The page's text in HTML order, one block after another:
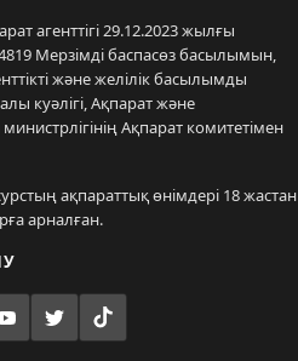
агенттігі 29.12.2023 жылғы
Мерзімді баспасөз басылымын,
және желілік басылымды
куәлігі, Ақпарат және
Ақпарат комитетімен
ақпараттық өнімдері 18 жастан
арналған.